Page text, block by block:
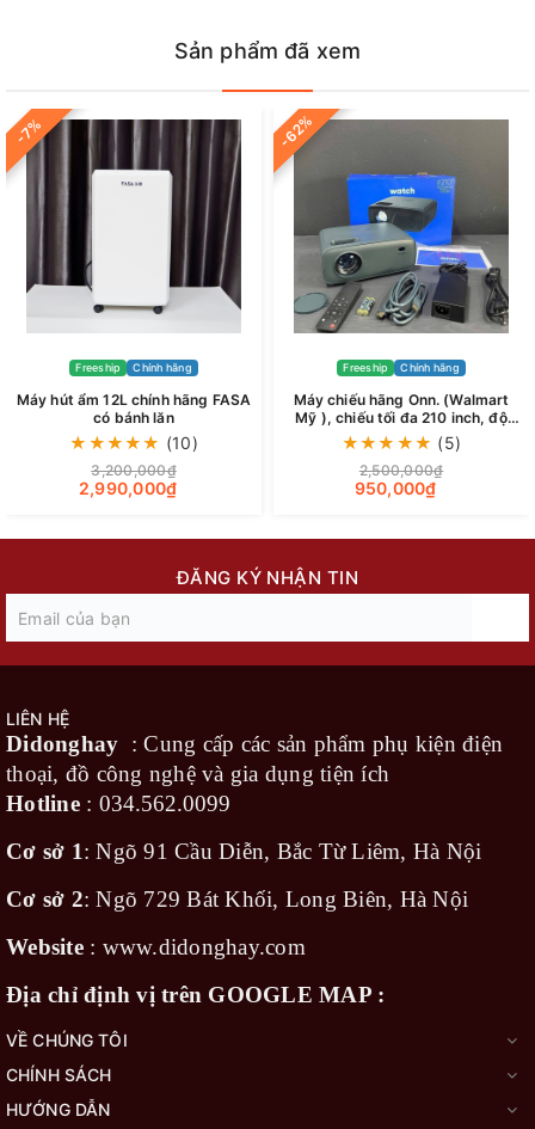
Sản phẩm đã xem
-7%
Freeship Chính hãng
Máy hút ẩm 12L chính hãng FASA
có bánh lăn
★ ★★★★ (10)
3,200,000₫
2,990,000₫
-62%
Freeship Chính hãng
Máy chiếu hãng Onn. (Walmart
Mỹ ), chiếu tối đa 210 inch, độ
phân giải 720p
★★★ ★★ (5)
2,500,000₫
950,000₫
ĐĂNG KÝ NHẬN TIN
LIÊN HỆ
Didonghay : Cung cấp các sản phẩm phụ kiện điện
thoại, đồ công nghệ và gia dụng tiện ích
Hotline: 034.562.0099
Cơ sở 1: Ngõ 91 Cầu Diễn, Bắc Từ Liêm, Hà Nội
Cơ sở 2: Ngõ 729 Bát Khối, Long Biên, Hà Nội
Website: www.didonghay.com
Địa chỉ định vị trên GOOGLE MAP :
VỀ CHÚNG TÔI
CHÍNH SÁCH
HƯỚNG DẪN